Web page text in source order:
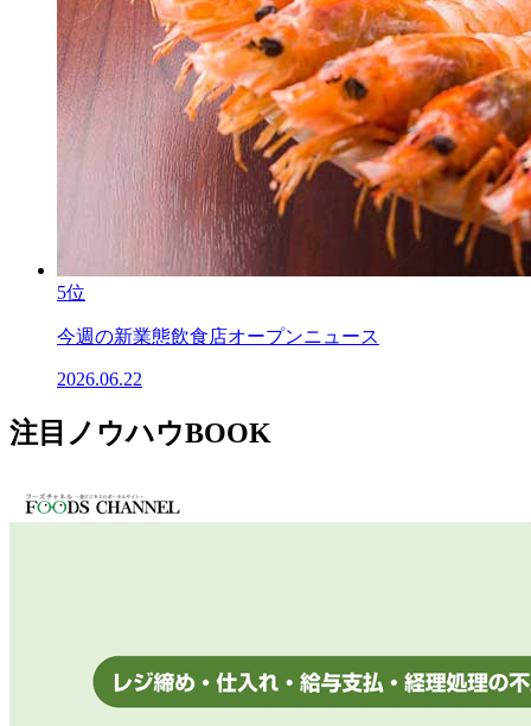
5位
今週の新業態飲食店オープンニュース
2026.06.22
注目ノウハウBOOK